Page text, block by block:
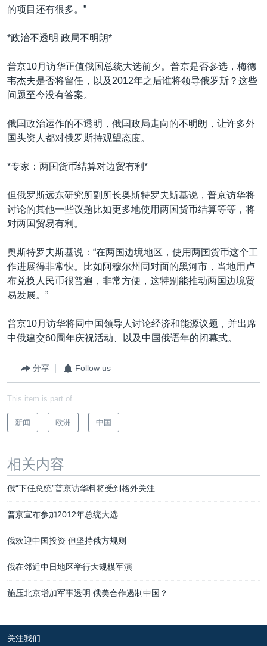
的项目还有很多。”
*政治不透明 政局不明朗*
普京10月访华正值俄国总统大选前夕。普京是否参选，梅德
韦杰夫是否将留任，以及2012年之后谁将领导俄罗斯？这些
问题至今没有答案。
俄国政治运作的不透明，俄国政局走向的不明朗，让许多外
国头资人都对俄罗斯持观望态度。
*专家：两国货币结算对边贸有利*
但俄罗斯远东研究所副所长奥斯特罗夫斯基说，普京访华将
讨论的其他一些议题比如更多地使用两国货币结算等等，将
对两国贸易有利。
奥斯特罗夫斯基说：“在两国边境地区，使用两国货币这个工
作进展得非常快。比如阿穆尔州同对面的黑河市，当地用卢
布兑换人民币很普遍，非常方便，这特别能推动两国边境贸
易发展。”
普京10月访华将同中国领导人讨论经济和能源议题，并出席
中俄建交60周年庆祝活动、以及中国俄语年的闭幕式。
分享 Follow us
This item is part of
新闻 欧洲 中国
相关内容
俄“下任总统”普京访华料将受到格外关注
普京宣布参加2012年总统大选
俄欢迎中国投资 但坚持俄方规则
俄在邻近中日地区举行大规模军演
施压北京增加军事透明 俄美合作遏制中国？
关注我们